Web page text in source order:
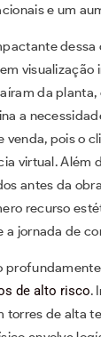
e um
da
a
venda, pois o
virtual. Além
antes da
recurso
a jornada de
de alto risco.
torres de alta